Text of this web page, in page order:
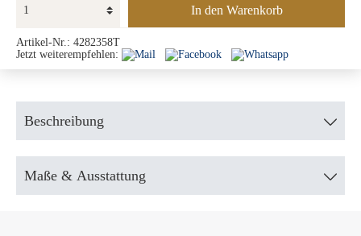
In den Warenkorb
Artikel-Nr.: 4282358T
Jetzt weiterempfehlen:
Beschreibung
Maße & Ausstattung